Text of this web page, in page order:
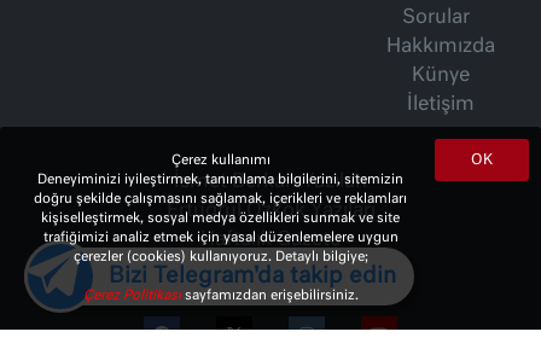
Sorular
Hakkımızda
Künye
İletişim
İsmet Berkan Yazıları
Ertuğrul Özkök Yazıları
Haftalık Gazete
OK
Çerez kullanımı
Deneyiminizi iyileştirmek, tanımlama bilgilerini, sitemizin
doğru şekilde çalışmasını sağlamak, içerikleri ve reklamları
kişiselleştirmek, sosyal medya özellikleri sunmak ve site
trafiğimizi analiz etmek için yasal düzenlemelere uygun
çerezler (cookies) kullanıyoruz. Detaylı bilgiye;
Çerez Politikasısayfamızdan erişebilirsiniz.
Bizi Telegram'da takip edin